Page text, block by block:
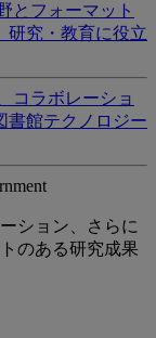
とフォーマット
研究・教育に役立
コラボレーショ
書館テクノロジー
ション、さらに
のある研究成果